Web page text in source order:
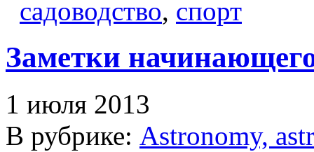
садоводство, спорт
Заметки
1 июля 2013
В рубрике: Astronomy,